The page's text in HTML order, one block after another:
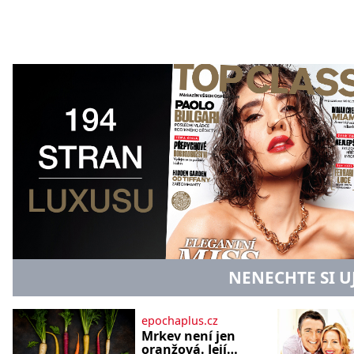
NENECHTE SI
epochaplus.cz
Mrkev není jen
oranžová. Její